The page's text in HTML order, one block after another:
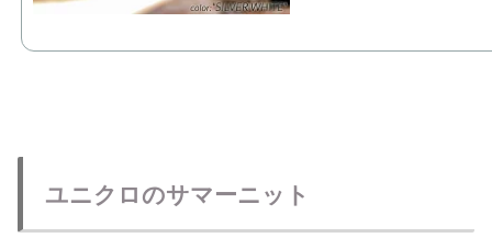
ユニクロのサマーニット